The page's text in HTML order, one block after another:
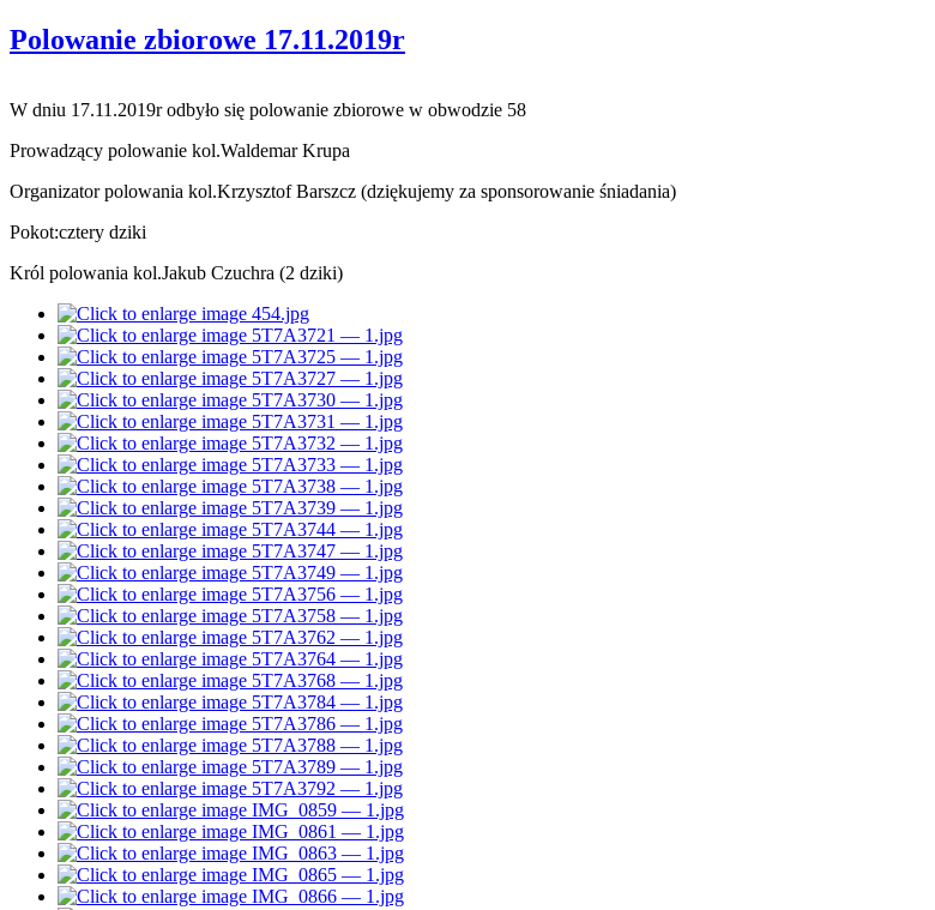
Polowanie zbiorowe 17.11.2019r
W dniu 17.11.2019r odbyło się polowanie zbiorowe w obwodzie 58
Prowadzący polowanie kol.Waldemar Krupa
Organizator polowania kol.Krzysztof Barszcz (dziękujemy za sponsorowanie śniadania)
Pokot:cztery dziki
Król polowania kol.Jakub Czuchra (2 dziki)